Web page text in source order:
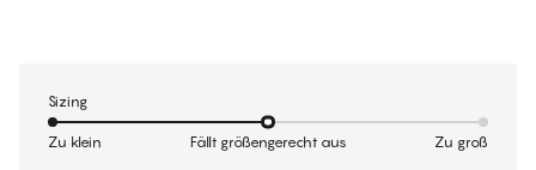
Sizing
Zu klein Fällt größengerecht aus Zu groß